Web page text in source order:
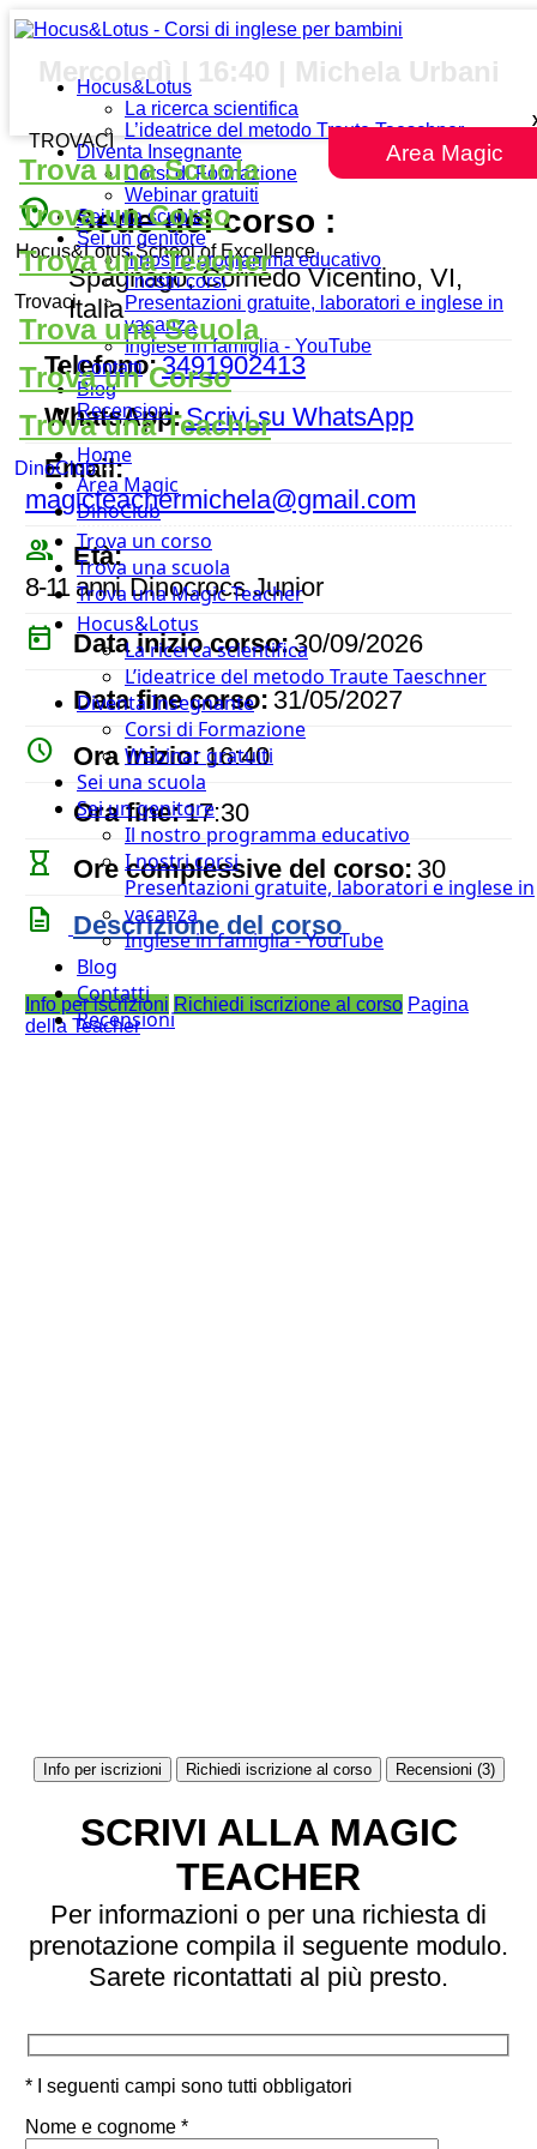
Hocus&Lotus
La ricerca scientifica
L’ideatrice del metodo Traute Taeschner
Diventa Insegnante
Corsi di Formazione
Webinar gratuiti
Sei una scuola
Sei un genitore
Il nostro programma educativo
I nostri corsi
Presentazioni gratuite, laboratori e inglese in
vacanza
Inglese in famiglia - YouTube
Contatti
Blog
Recensioni
Home
Area Magic
DinoClub
Trova un corso
Trova una scuola
Trova una Magic Teacher
Hocus&Lotus
La ricerca scientifica
L’ideatrice del metodo Traute Taeschner
Diventa Insegnante
Corsi di Formazione
Webinar gratuiti
Sei una scuola
Sei un genitore
Il nostro programma educativo
I nostri corsi
Presentazioni gratuite, laboratori e inglese in
vacanza
Inglese in famiglia - YouTube
Blog
Contatti
Recensioni
Area Magic
TROVACI
Trova una Scuola
Trova un Corso
Trova una Teacher
Trovaci
Trova una Scuola
Trova un Corso
Trova una Teacher
DinoClub
Mercoledì | 16:40 | Michela Urbani
place Sede del corso :
Hocus&Lotus School of Excellence
Spagnago, Cornedo Vicentino, VI,
Italia
Telefono:3491902413
WhatsApp:Scrivi su WhatsApp
Email:
magicteachermichela@gmail.com
people_outline
Età:
8-11 anni Dinocrocs Junior
today Data inizio corso:30/09/2026
event Data fine corso: 31/05/2027
watch_later Ora inizio: 16:40
Ora fine:17:30
hourglass_empty Ore complessive del corso: 30
description Descrizione del corso
Info per iscrizioni Richiedi iscrizione al corso Pagina
della Teacher
Info per iscrizioni Richiedi iscrizione al corso Recensioni (3)
SCRIVI ALLA MAGIC
TEACHER
Per informazioni o per una richiesta di
prenotazione compila il seguente modulo.
Sarete ricontattati al più presto.
* I seguenti campi sono tutti obbligatori
Nome e cognome *